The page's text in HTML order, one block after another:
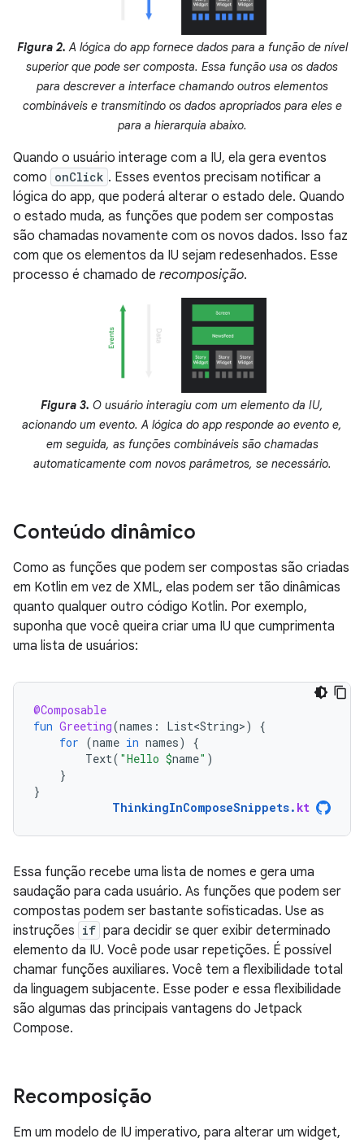
Figura 2. A lógica do app fornece dados para a função de nível
superior que pode ser composta. Essa função usa os dados
para descrever a interface chamando outros elementos
combináveis e transmitindo os dados apropriados para eles e
para a hierarquia abaixo.
Quando o usuário interage com a IU, ela gera eventos
como onClick . Esses eventos precisam notificar a
lógica do app, que poderá alterar o estado dele. Quando
o estado muda, as funções que podem ser compostas
são chamadas novamente com os novos dados. Isso faz
com que os elementos da IU sejam redesenhados. Esse
processo é chamado de recomposição.
Figura 3. O usuário interagiu com um elemento da IU,
acionando um evento. A lógica do app responde ao evento e,
em seguida, as funções combináveis são chamadas
automaticamente com novos parâmetros, se necessário.
Conteúdo dinâmico
Como as funções que podem ser compostas são criadas
em Kotlin em vez de XML, elas podem ser tão dinâmicas
quanto qualquer outro código Kotlin. Por exemplo,
suponha que você queira criar uma IU que cumprimenta
uma lista de usuários:
@Composable
fun Greeting(names : List<String>)
{
for (name in names)
{
Text( "Hello $name" )
}
}
ThinkingInComposeSnippets. kt
Essa função recebe uma lista de nomes e gera uma
saudação para cada usuário. As funções que podem ser
compostas podem ser bastante sofisticadas. Use as
instruções if para decidir se quer exibir determinado
elemento da IU. Você pode usar repetições. É possível
chamar funções auxiliares. Você tem a flexibilidade total
da linguagem subjacente. Esse poder e essa flexibilidade
são algumas das principais vantagens do Jetpack
Compose.
Recomposição
Em um modelo de IU imperativo, para alterar um widget,